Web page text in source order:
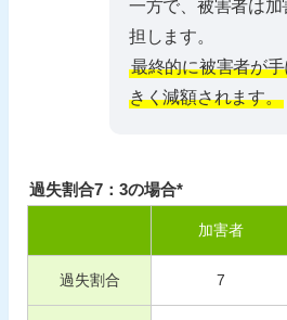
一方で、被害者は
担します。
最終的に被害者が
きく減額されます。
過失割合7：3の場合*
加害者
過失割合 7